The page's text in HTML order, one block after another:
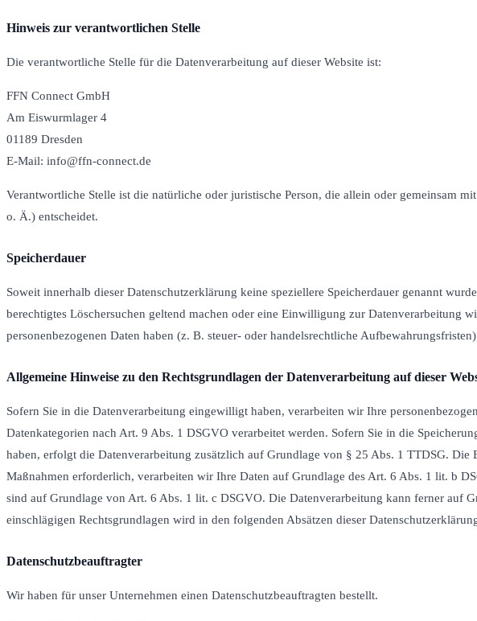
Hinweis zur verantwortlichen Stelle
Die verantwortliche Stelle für die Datenverarbeitung auf dieser Website ist:
FFN Connect GmbH
Am Eiswurmlager 4
01189 Dresden
E-Mail: info@ffn-connect.de
Verantwortliche Stelle ist die natürliche oder juristische Person, die allein oder gemeinsam
o. Ä.) entscheidet.
Speicherdauer
Soweit innerhalb dieser Datenschutzerklärung keine speziellere Speicherdauer genannt
berechtigtes Löschersuchen geltend machen oder eine Einwilligung zur Datenverarbeitung
personenbezogenen Daten haben (z. B. steuer- oder handelsrechtliche
Allgemeine Hinweise zu den Rechtsgrundlagen der Datenverarbeitung auf dieser
Sofern Sie in die Datenverarbeitung eingewilligt haben, verarbeiten wir Ihre
Datenkategorien nach Art. 9 Abs. 1 DSGVO verarbeitet werden. Sofern Sie in die
haben, erfolgt die Datenverarbeitung zusätzlich auf Grundlage von § 25 Abs. 1 TTDSG.
Maßnahmen erforderlich, verarbeiten wir Ihre Daten auf Grundlage des Art. 6 Abs. 1 lit. b
sind auf Grundlage von Art. 6 Abs. 1 lit. c DSGVO. Die Datenverarbeitung kann ferner auf
einschlägigen Rechtsgrundlagen wird in den folgenden Absätzen dieser
Datenschutz­beauftragter
Wir haben für unser Unternehmen einen Datenschutzbeauftragten bestellt.